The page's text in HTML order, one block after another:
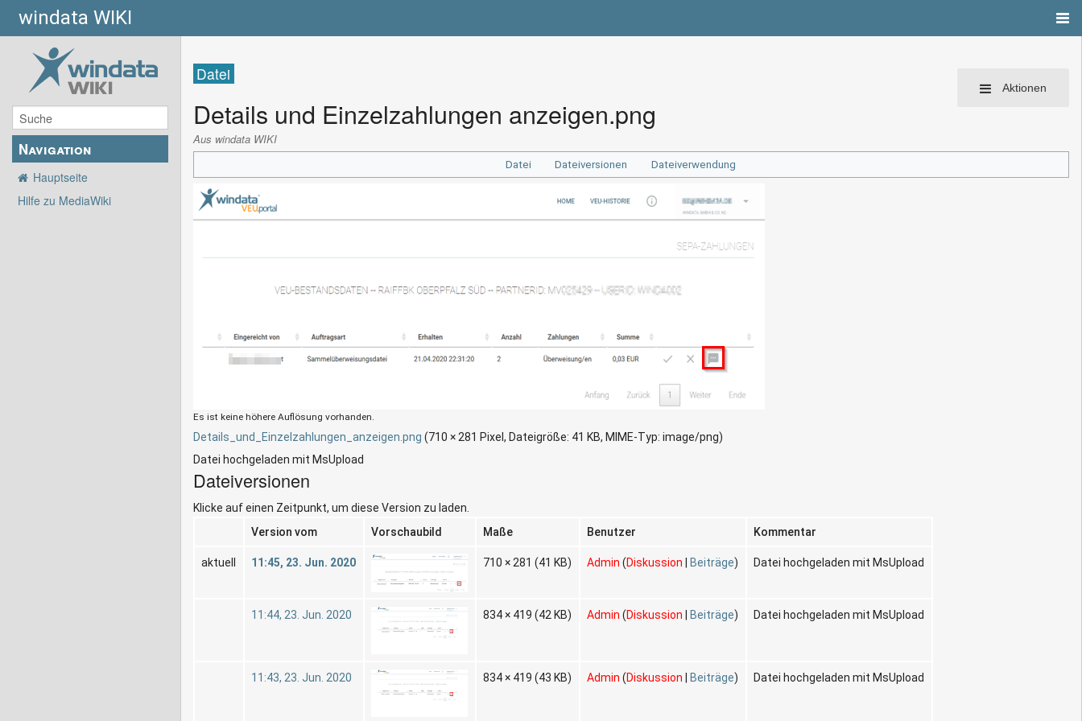
windata WIKI
Navigation
Hauptseite
Hilfe zu MediaWiki
Aktionen
Datei
Details und Einzelzahlungen anzeigen.png
Aus windata WIKI
Datei Dateiversionen Dateiverwendung
Es ist keine höhere Auflösung vorhanden.
Details_und_Einzelzahlungen_anzeigen.png ‎(710 × 281 Pixel, Dateigröße: 41 KB, MIME-Typ:image/png)
Datei hochgeladen mit MsUpload
Dateiversionen
Klicke auf einen Zeitpunkt, um diese Version zu laden.
Version vom
Vorschaubild Maße Benutzer Kommentar
aktuell 11:45, 23. Jun. 2020 710 × 281(41 KB) Admin (Diskussion Beiträge) Datei hochgeladen mit MsUpload
11:44, 23. Jun. 2020 834 × 419(42 KB) Admin (Diskussion Beiträge) Datei hochgeladen mit MsUpload
11:43, 23. Jun. 2020 834 × 419(43 KB) Admin (Diskussion Beiträge) Datei hochgeladen mit MsUpload